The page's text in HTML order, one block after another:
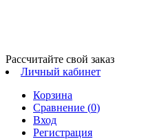
Рассчитайте свой заказ
Личный кабинет
Корзина
Сравнение (0)
Вход
Регистрация